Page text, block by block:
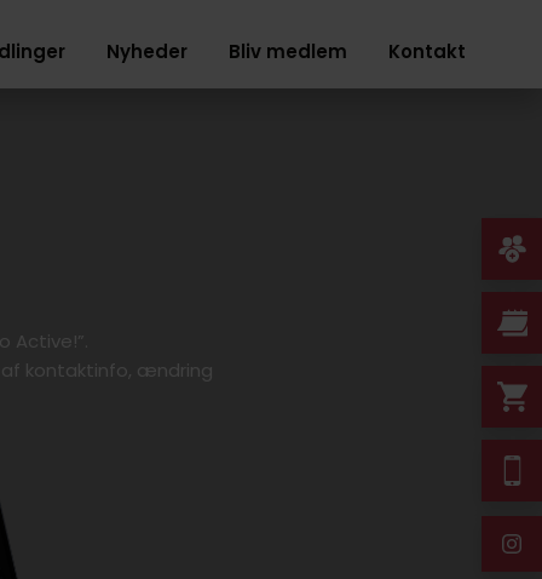
Nyheder Bliv medlem Kontakt
Active!”.
kontaktinfo, ændring